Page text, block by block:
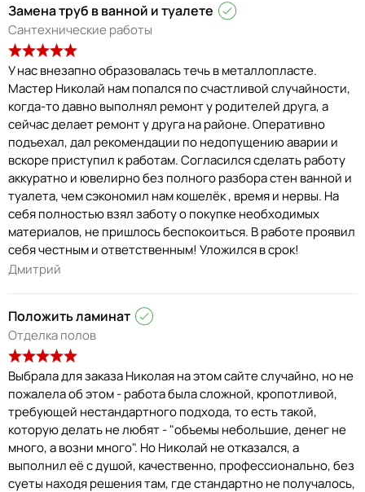
Замена труб в ванной и туалете
Сантехнические работы
У нас внезапно образовалась течь в металлопласте.
Мастер Николай нам попался по счастливой случайности,
когда-то давно выполнял ремонт у родителей друга, а
сейчас делает ремонт у друга на районе. Оперативно
подъехал, дал рекомендации по недопущению аварии и
вскоре приступил к работам. Согласился сделать работу
аккуратно и ювелирно без полного разбора стен ванной и
туалета, чем сэкономил нам кошелёк , время и нервы. На
себя полностью взял заботу о покупке необходимых
материалов, не пришлось беспокоиться. В работе проявил
себя честным и ответственным! Уложился в срок!
Дмитрий
Положить ламинат
Отделка полов
Выбрала для заказа Николая на этом сайте случайно, но не
пожалела об этом - работа была сложной, кропотливой,
требующей нестандартного подхода, то есть такой,
которую делать не любят - "объемы небольшие, денег не
много, а возни много". Но Николай не отказался, а
выполнил её с душой, качественно, профессионально, без
суеты находя решения там, где стандартно не получалось,